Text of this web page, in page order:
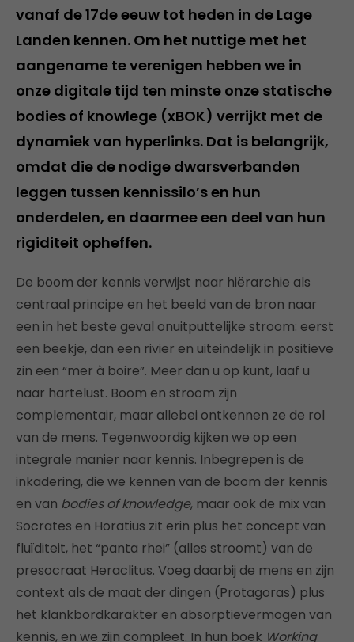
vanaf de 17de eeuw tot heden in de Lage
Landen kennen. Om het nuttige met het
aangename te verenigen hebben we in
onze digitale tijd ten minste onze statische
bodies of knowlege (xBOK) verrijkt met de
dynamiek van hyperlinks. Dat is belangrijk,
omdat die de nodige dwarsverbanden
leggen tussen kennissilo’s en hun
onderdelen, en daarmee een deel van hun
rigiditeit opheffen.
De boom der kennis verwijst naar hiërarchie als
centraal principe en het beeld van de bron naar
een in het beste geval onuitputtelijke stroom: eerst
een beekje, dan een rivier en uiteindelijk in positieve
zin een “mer à boire”. Meer dan u op kunt, laaf u
naar hartelust. Boom en stroom zijn
complementair, maar allebei ontkennen ze de rol
van de mens. Tegenwoordig kijken we op een
integrale manier naar kennis. Inbegrepen is de
inkadering, die we kennen van de boom der kennis
en van bodies of knowledge, maar ook de mix van
Socrates en Horatius zit erin plus het concept van
fluïditeit, het “panta rhei” (alles stroomt) van de
presocraat Heraclitus. Voeg daarbij de mens en zijn
context als de maat der dingen (Protagoras) plus
het klankbordkarakter en absorptievermogen van
kennis, en we zijn compleet. In hun boek Working